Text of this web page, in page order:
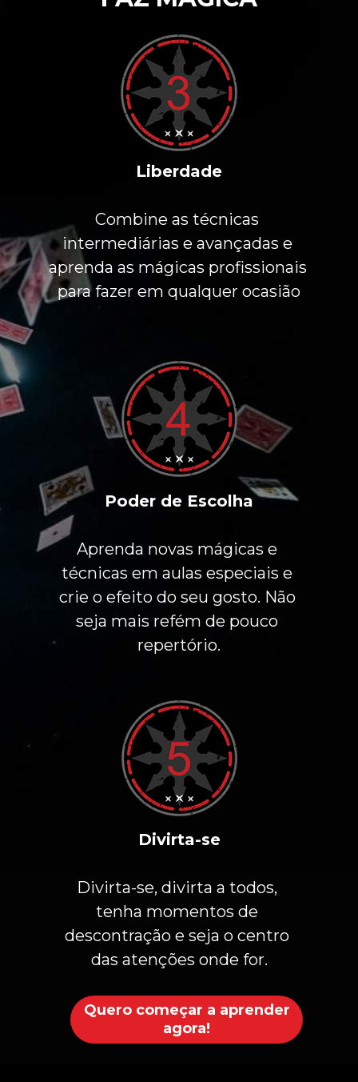
Liberdade
Combine as técnicas
intermediárias e avançadas e
aprenda as mágicas profissionais
para fazer em qualquer ocasião
Poder de Escolha
Aprenda novas mágicas e
técnicas em aulas especiais e
crie o efeito do seu gosto. Não
seja mais refém de pouco
repertório.
Divirta-se
Divirta-se, divirta a todos,
tenha momentos de
descontração e seja o centro
das atenções onde for.
Quero começar a aprender
agora!